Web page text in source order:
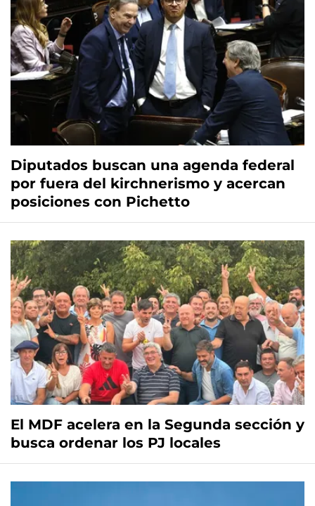
Diputados buscan una agenda federal
por fuera del kirchnerismo y acercan
posiciones con Pichetto
El MDF acelera en la Segunda sección y
busca ordenar los PJ locales